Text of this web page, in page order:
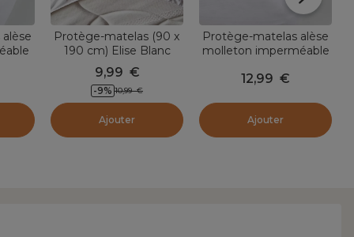
Protège-matelas (90 x
190 cm) Elise Blanc
9,99 €
-9% 10,99 €
Ajouter
Protège-matelas alèse
molleton imperméable
Blanc
12,99 €
Ajouter